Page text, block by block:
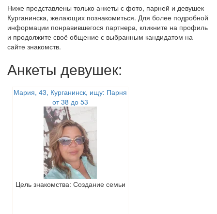
Ниже представлены только анкеты с фото, парней и девушек
Курганинска, желающих познакомиться. Для более подробной
информации понравившегося партнера, кликните на профиль
и продолжите своё общение с выбранным кандидатом на
сайте знакомств.
Анкеты девушек:
Мария, 43, Курганинск, ищу: Парня
от 38 до 53
Цель знакомства: Создание семьи